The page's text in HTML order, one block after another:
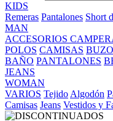
KIDS
Remeras Pantalones Short
MAN
ACCESORIOS
POLOS CAMISAS
BAÑO PANTALONES
JEANS
WOMAN
VARIOS Tejido Algodón
Camisas Jeans Vestidos y